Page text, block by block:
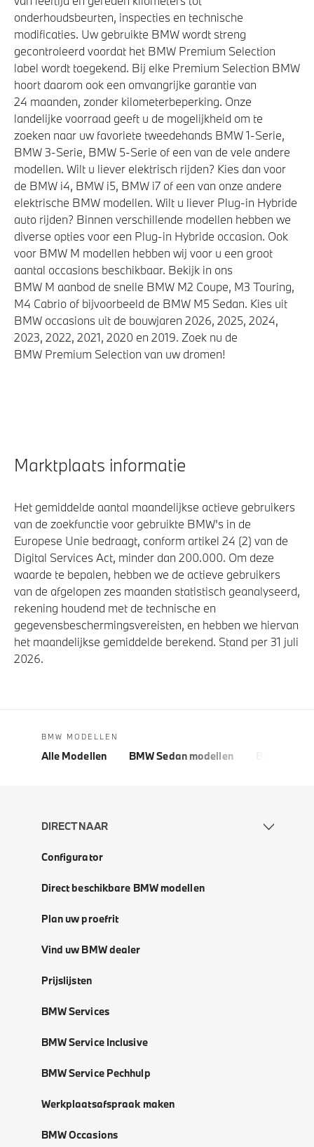
onderhoudsbeurten, inspecties en technische
modificaties. Uw gebruikte BMW wordt streng
gecontroleerd voordat het BMW Premium Selection
label wordt toegekend. Bij elke Premium Selection BMW
hoort daarom ook een omvangrijke garantie van
24 maanden, zonder kilometerbeperking. Onze
landelijke voorraad geeft u de mogelijkheid om te
zoeken naar uw favoriete tweedehands BMW 1-Serie,
BMW 3-Serie, BMW 5-Serie of een van de vele andere
modellen. Wilt u liever elektrisch rijden? Kies dan voor
de BMW i4, BMW i5, BMW i7 of een van onze andere
elektrische BMW modellen. Wilt u liever Plug-in Hybride
auto rijden? Binnen verschillende modellen hebben we
diverse opties voor een Plug-in Hybride occasion. Ook
voor BMW M modellen hebben wij voor u een groot
aantal occasions beschikbaar. Bekijk in ons
BMW M aanbod de snelle BMW M2 Coupe, M3 Touring,
M4 Cabrio of bijvoorbeeld de BMW M5 Sedan. Kies uit
BMW occasions uit de bouwjaren 2026, 2025, 2024,
2023, 2022, 2021, 2020 en 2019. Zoek nu de
BMW Premium Selection van uw dromen!
Marktplaats informatie
Het gemiddelde aantal maandelijkse actieve gebruikers
van de zoekfunctie voor gebruikte BMW's in de
Europese Unie bedraagt, conform artikel 24 (2) van de
Digital Services Act, minder dan 200.000. Om deze
waarde te bepalen, hebben we de actieve gebruikers
van de afgelopen zes maanden statistisch geanalyseerd,
rekening houdend met de technische en
gegevensbeschermingsvereisten, en hebben we hiervan
het maandelijkse gemiddelde berekend. Stand per 31 juli
2026.
BMW MODELLEN
Alle Modellen BMW Sedan modellen
DIRECT NAAR
Configurator
Direct beschikbare BMW modellen
Plan uw proefrit
Vind uw BMW dealer
Prijslijsten
BMW Services
BMW Service Inclusive
BMW Service Pechhulp
Werkplaatsafspraak maken
BMW Occasions